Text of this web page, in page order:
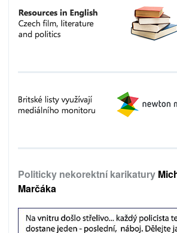
Politicky nekorektní karikatury
Marčáka